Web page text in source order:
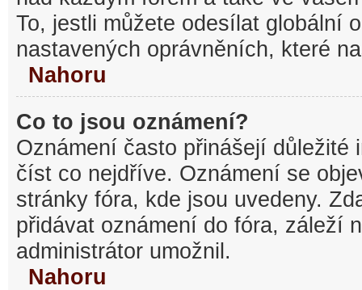
To, jestli můžete odesílat globální
nastavených oprávněních, které
Nahoru
Co to jsou oznámení?
Oznámení často přinášejí důležité
číst co nejdříve. Oznámení se
stránky fóra, kde jsou uvedeny.
přidávat oznámení do fóra, záleží
administrátor umožnil.
Nahoru